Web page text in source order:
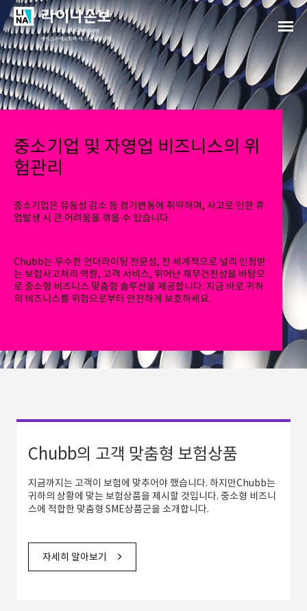
중소기업 및 자영업 비즈니스의 위
험관리
중소기업은 유동성 감소 등 경기변동에 취약하며, 사고로 인한 휴
업발생 시 큰 어려움을 겪을 수 있습니다.
Chubb는 우수한 언더라이팅 전문성, 전 세계적으로 널리 인정받
는 보험사고처리 역량, 고객 서비스, 뛰어난 재무건전성을 바탕으
로 중소형 비즈니스 맞춤형 솔루션을 제공합니다. 지금 바로 귀하
의 비즈니스를 위험으로부터 안전하게 보호하세요.
Chubb의 고객 맞춤형 보험상품
지금까지는 고객이 보험에 맞추어야 했습니다. 하지만Chubb는
귀하의 상황에 맞는 보험상품을 제시할 것입니다. 중소형 비즈니
스에 적합한 맞춤형 SME상품군을 소개합니다.
자세히 알아보기